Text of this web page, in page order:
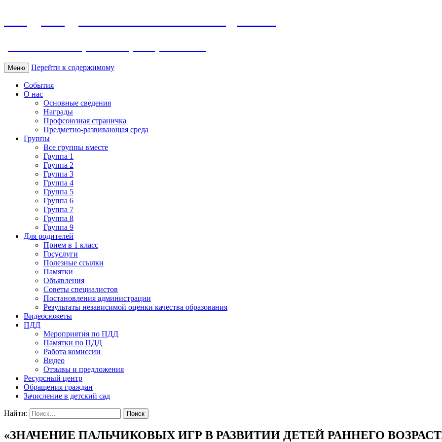
Меню Перейти к содержимому
События
О нас
Основные сведения
Награды
Профсоюзная страничка
Предметно-развивающая среда
Группы
Все группы вместе
Группа 1
Группа 2
Группа 3
Группа 4
Группа 5
Группа 6
Группа 7
Группа 8
Группа 9
Для родителей
Прием в 1 класс
Госуслуги
Полезные ссылки
Памятки
Объявления
Советы специалистов
Постановления администрации
Результаты независимой оценки качества образования
Видеосюжеты
ПДД
Мероприятия по ПДД
Памятки по ПДД
Работа комиссии
Видео
Отзывы и предложения
Ресурсный центр
Обращения граждан
Зачисление в детский сад
Найти:
«ЗНАЧЕНИЕ ПАЛЬЧИКОВЫХ ИГР В РАЗВИТИИ ДЕТЕЙ РАННЕГО